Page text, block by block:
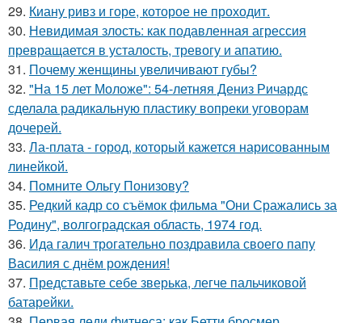
29. Киану ривз и горе, которое не проходит.
30. Невидимая злость: как подавленная агрессия
превращается в усталость, тревогу и апатию.
31. Почему женщины увеличивают губы?
32. "На 15 лет Моложе": 54-летняя Дениз Ричардс
сделала радикальную пластику вопреки уговорам
дочерей.
33. Ла-плата - город, который кажется нарисованным
линейкой.
34. Помните Ольгу Понизову?
35. Редкий кадр со съёмок фильма "Они Сражались за
Родину", волгоградская область, 1974 год.
36. Ида галич трогательно поздравила своего папу
Василия с днём рождения!
37. Представьте себе зверька, легче пальчиковой
батарейки.